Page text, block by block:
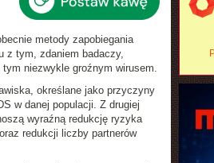
metody zapobiegania
z tym, zdaniem badaczy,
niezwykle groźnym wirusem.
określane jako przyczyny
w danej populacji. Z drugiej
wyraźną redukcję ryzyka
redukcji liczby partnerów